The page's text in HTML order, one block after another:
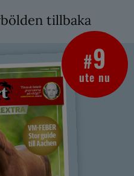
tillbaka
#9
ute nu